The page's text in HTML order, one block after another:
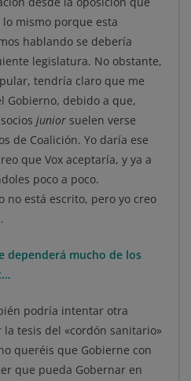
mismo porque esta
hablando se debería
legislatura. No obstante,
tendría claro que me
Gobierno, debido a que,
junior suelen verse
de Coalición. Yo daría ese
que Vox aceptaría, y ya a
poco a poco.
no está escrito, pero yo creo
dependerá mucho de los
podría intentar otra
tesis del «cordón sanitario»
queréis que Gobierne con
que pueda Gobernar en